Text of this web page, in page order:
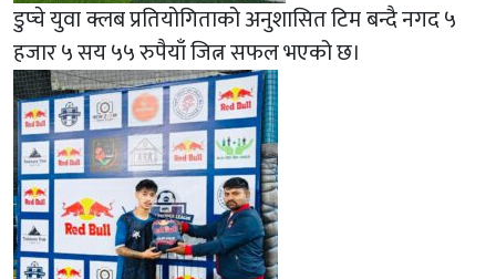
डुप्चे युवा क्लब प्रतियोगिताको अनुशासित टिम बन्दै नगद ५
हजार ५ सय ५५ रुपैयाँ जित्न सफल भएको छ।